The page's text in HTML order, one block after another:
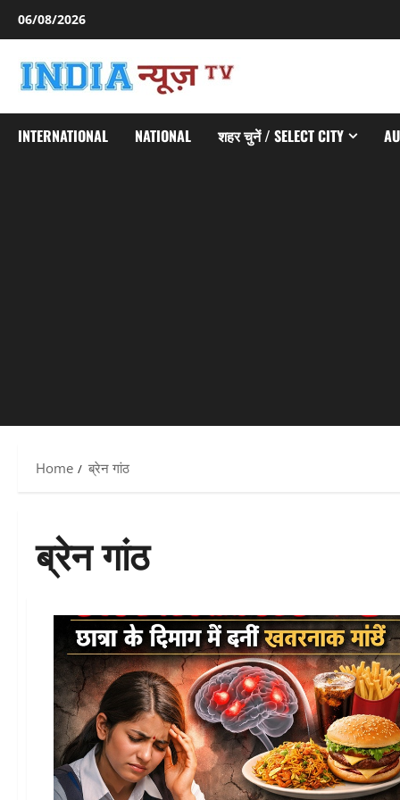
06/08/2026
INTERNATIONAL NATIONAL शहर चुनें / SELECT CITY
Home ब्रेन गांठ
ब्रेन गांठ